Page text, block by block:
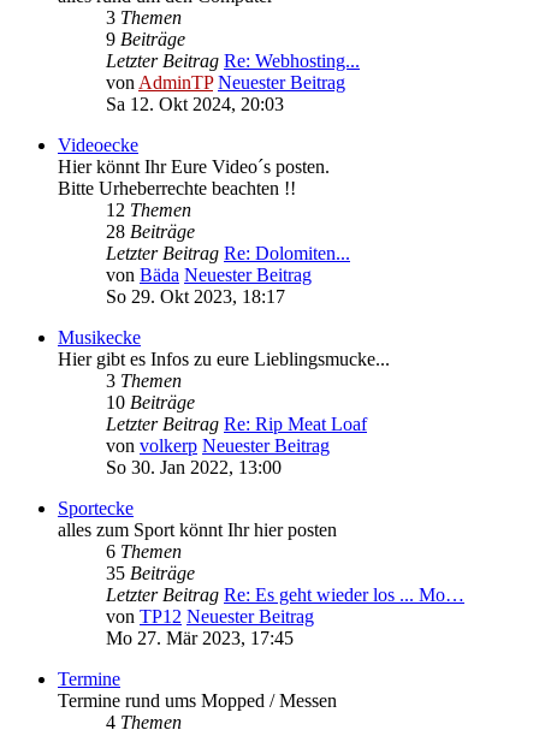
3 Themen
9 Beiträge
Letzter Beitrag Re: Webhosting...
von AdminTP Neuester Beitrag
Sa 12. Okt 2024, 20:03
Videoecke
Hier könnt Ihr Eure Video´s posten.
Bitte Urheberrechte beachten !!
12 Themen
28 Beiträge
Letzter Beitrag Re: Dolomiten...
von Bäda Neuester Beitrag
So 29. Okt 2023, 18:17
Musikecke
Hier gibt es Infos zu eure Lieblingsmucke...
3 Themen
10 Beiträge
Letzter Beitrag Re: Rip Meat Loaf
von volkerp Neuester Beitrag
So 30. Jan 2022, 13:00
Sportecke
alles zum Sport könnt Ihr hier posten
6 Themen
35 Beiträge
Letzter Beitrag Re: Es geht wieder los ... Mo…
von TP12 Neuester Beitrag
Mo 27. Mär 2023, 17:45
Termine
Termine rund ums Mopped / Messen
4 Themen